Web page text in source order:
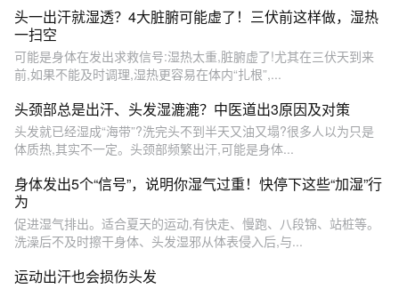
头一出汗就湿透？4大脏腑可能虚了！三伏前这样做，湿热
一扫空
可能是身体在发出求救信号:湿热太重,脏腑虚了!尤其在三伏天到来
前,如果不能及时调理,湿热更容易在体内“扎根”,...
头颈部总是出汗、头发湿漉漉？中医道出3原因及对策
头发就已经湿成“海带”?洗完头不到半天又油又塌?很多人以为只是
体质热,其实不一定。头颈部频繁出汗,可能是身体...
身体发出5个“信号”，说明你湿气过重！快停下这些“加湿”行
为
促进湿气排出。适合夏天的运动,有快走、慢跑、八段锦、站桩等。
洗澡后不及时擦干身体、头发湿邪从体表侵入后,与...
运动出汗也会损伤头发